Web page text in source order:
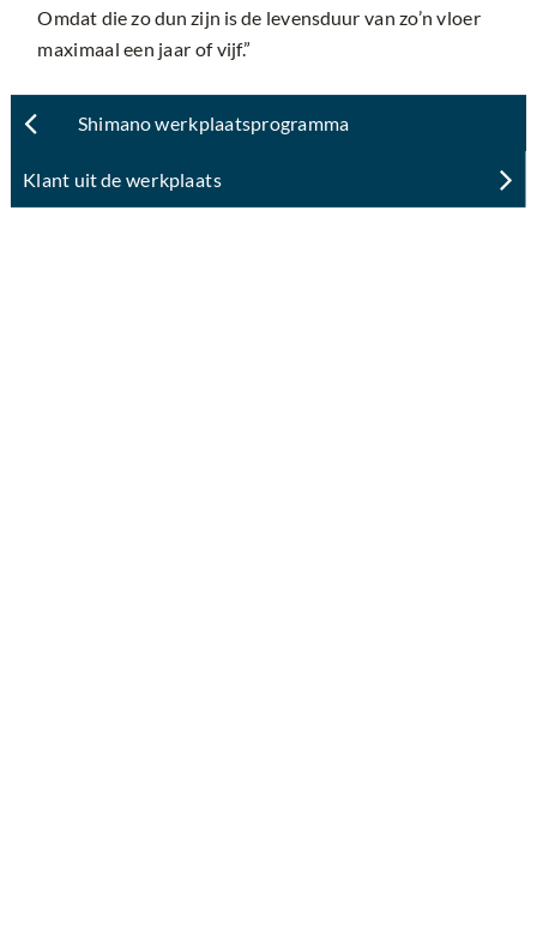
Omdat die zo dun zijn is de levensduur van zo’n vloer
maximaal een jaar of vijf.”
Shimano werkplaatsprogramma
Klant uit de werkplaats